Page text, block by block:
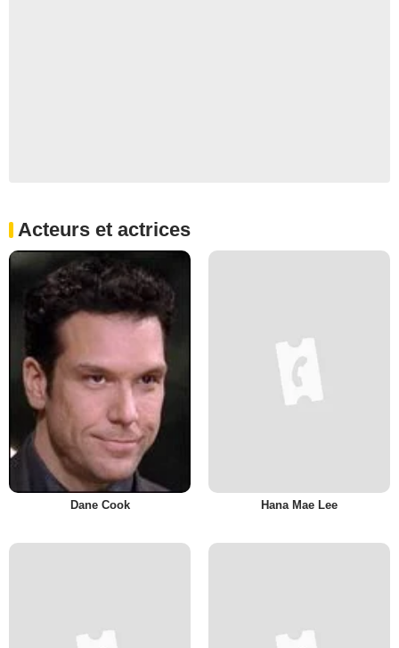
Acteurs et actrices
Dane Cook Hana Mae Lee